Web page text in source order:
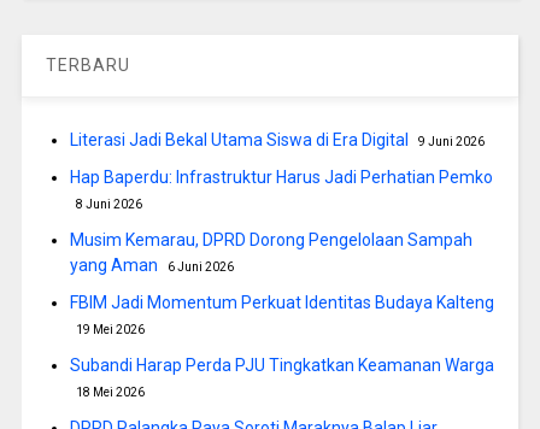
TERBARU
Literasi Jadi Bekal Utama Siswa di Era Digital 9 Juni 2026
Hap Baperdu: Infrastruktur Harus Jadi Perhatian Pemko
8 Juni 2026
Musim Kemarau, DPRD Dorong Pengelolaan Sampah
yang Aman
6 Juni 2026
FBIM Jadi Momentum Perkuat Identitas Budaya Kalteng
19 Mei 2026
Subandi Harap Perda PJU Tingkatkan Keamanan Warga
18 Mei 2026